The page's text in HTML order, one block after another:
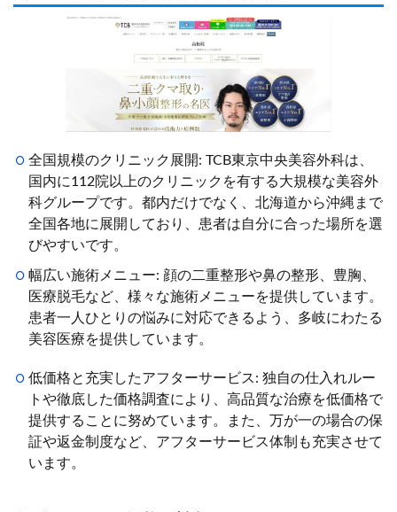
全国規模のクリニック展開: TCB東京中央美容外科は、
国内に112院以上のクリニックを有する大規模な美容外
科グループです。都内だけでなく、北海道から沖縄まで
全国各地に展開しており、患者は自分に合った場所を選
びやすいです。
幅広い施術メニュー: 顔の二重整形や鼻の整形、豊胸、
医療脱毛など、様々な施術メニューを提供しています。
患者一人ひとりの悩みに対応できるよう、多岐にわたる
美容医療を提供しています。
低価格と充実したアフターサービス: 独自の仕入れルー
トや徹底した価格調査により、高品質な治療を低価格で
提供することに努めています。また、万が一の場合の保
証や返金制度など、アフターサービス体制も充実させて
います。